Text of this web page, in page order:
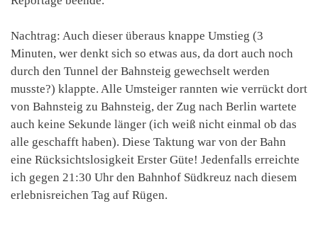
Nachtrag: Auch dieser überaus knappe Umstieg (3
Minuten, wer denkt sich so etwas aus, da dort auch noch
durch den Tunnel der Bahnsteig gewechselt werden
musste?) klappte. Alle Umsteiger rannten wie verrückt dort
von Bahnsteig zu Bahnsteig, der Zug nach Berlin wartete
auch keine Sekunde länger (ich weiß nicht einmal ob das
alle geschafft haben). Diese Taktung war von der Bahn
eine Rücksichtslosigkeit Erster Güte! Jedenfalls erreichte
ich gegen 21:30 Uhr den Bahnhof Südkreuz nach diesem
erlebnisreichen Tag auf Rügen.